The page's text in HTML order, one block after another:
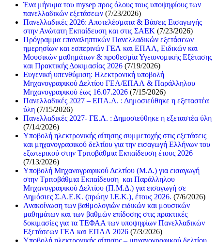
Ένα μήνυμα του mysep προς όλους τους υποψηφίους των
πανελλαδικών εξετάσεων (7/23/2026)
Πανελλαδικές 2026: Αποτελέσματα & Βάσεις Εισαγωγής
στην Ανώτατη Εκπαίδευση και στις ΣΑΕΚ (7/23/2026)
Πρόγραμμα επαναληπτικών Πανελλαδικών εξετάσεων
ημερησίων και εσπερινών ΓΕΛ και ΕΠΑΛ, Ειδικών και
Μουσικών μαθημάτων & προθεσμία Υγειονομικής Εξέτασης
και Πρακτικής Δοκιμασίας 2026 (7/19/2026)
Ευγενική υπενθύμιση: Ηλεκτρονική υποβολή
Μηχανογραφικού Δελτίου ΓΕΛ/ΕΠΑΛ & Παράλληλου
Μηχανογραφικού έως 16.07.2026 (7/15/2026)
Πανελλαδικές 2027 – ΕΠΑ.Λ. : Δημοσιεύθηκε η εξεταστέα
ύλη (7/15/2026)
Πανελλαδικές 2027- ΓΕ.Λ. : Δημοσιεύθηκε η εξεταστέα ύλη
(7/14/2026)
Υποβολή ηλεκτρονικής αίτησης συμμετοχής στις εξετάσεις
και μηχανογραφικού δελτίου για την εισαγωγή Ελλήνων του
εξωτερικού στην Τριτοβάθμια Εκπαίδευση έτους 2026
(7/13/2026)
Υποβολή Μηχανογραφικού Δελτίου (Μ.Δ.) για εισαγωγή
στην Τριτοβάθμια Εκπαίδευση και Παράλληλου
Μηχανογραφικού Δελτίου (Π.Μ.Δ.) για εισαγωγή σε
Δημόσιες Σ.Α.Ε.Κ. (πρώην Ι.Ε.Κ.), έτους 2026. (7/6/2026)
Ανακοίνωση των βαθμολογιών ειδικών και μουσικών
μαθημάτων και των βαθμών επίδοσης στις πρακτικές
δοκιμασίες για τα ΤΕΦΑΑ των υποψηφίων Πανελλαδικών
Εξετάσεων ΓΕΛ και ΕΠΑΛ 2026 (7/3/2026)